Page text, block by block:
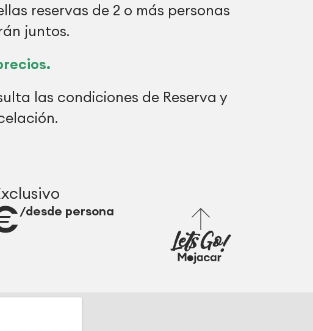
reservas de 2 o más personas
juntos.
las condiciones de Reserva y
/desde persona